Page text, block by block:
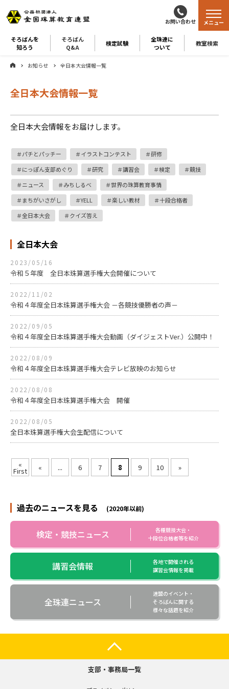
お問い合わせ
そろばんを
知ろう
そろばん
Q&A
検定試験
全珠連に
ついて
教室検索
メニュー
お知らせ 全日本大会情報一覧
全日本大会情報一覧
全日本大会情報をお届けします。
パチとパッチー イラストコンテスト
研修
にっぽん支部めぐり
研究 講習会 検定
競技
ニュース
みちしるべ
世界の珠算教育事情
まちがいさがし
YELL 楽しい教材
十段合格者
全日本大会
クイズ答え
全日本大会
2023/05/16
令和５年度 全日本珠算選手権大会開催について
2022/11/02
令和４年度全日本珠算選手権大会 －各競技優勝者の声－
2022/09/05
令和４年度全日本珠算選手権大会動画（ダイジェストVer.）公開中！
2022/08/09
令和４年度全日本珠算選手権大会テレビ放映のお知らせ
2022/08/08
令和４年度全日本珠算選手権大会 開催
2022/08/05
全日本珠算選手権大会生配信について
«
First « ... 6 7 8 9 10 »
過去のニュースを見る (2020年以前)
検定・競技ニュース
各種競技大会・
十段位合格者等を紹介
講習会情報
各地で開催される
講習会情報を掲載
全珠連ニュース
連盟のイベント・
そろばんに関する
様々な話題を紹介
支部・事務局一覧